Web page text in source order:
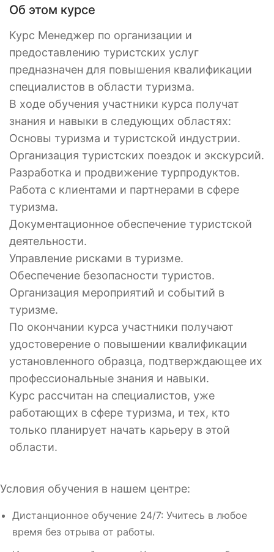
Об этом курсе
Курс Менеджер по организации и
предоставлению туристских услуг
предназначен для повышения квалификации
специалистов в области туризма.
В ходе обучения участники курса получат
знания и навыки в следующих областях:
Основы туризма и туристской индустрии.
Организация туристских поездок и экскурсий.
Разработка и продвижение турпродуктов.
Работа с клиентами и партнерами в сфере
туризма.
Документационное обеспечение туристской
деятельности.
Управление рисками в туризме.
Обеспечение безопасности туристов.
Организация мероприятий и событий в
туризме.
По окончании курса участники получают
удостоверение о повышении квалификации
установленного образца, подтверждающее их
профессиональные знания и навыки.
Курс рассчитан на специалистов, уже
работающих в сфере туризма, и тех, кто
только планирует начать карьеру в этой
области.
Условия обучения в нашем центре:
Дистанционное обучение 24/7: Учитесь в любое
время без отрыва от работы.